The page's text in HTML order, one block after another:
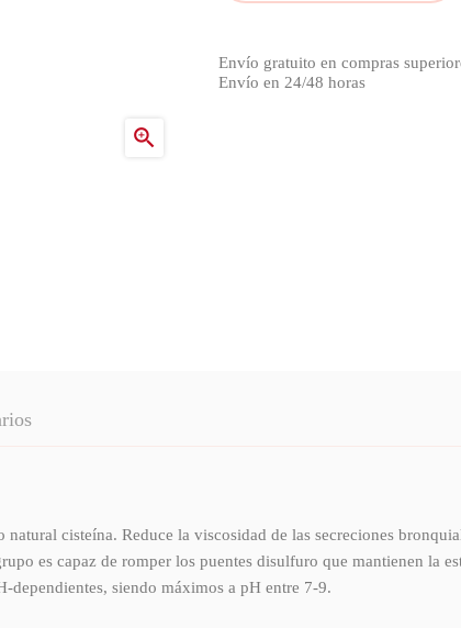

Envío gratuito en compras
Envío en 24/48 horas
cisteína. Reduce la viscosidad de las secreciones
es capaz de romper los puentes disulfuro que mantienen la
dependientes, siendo máximos a pH entre 7-9.